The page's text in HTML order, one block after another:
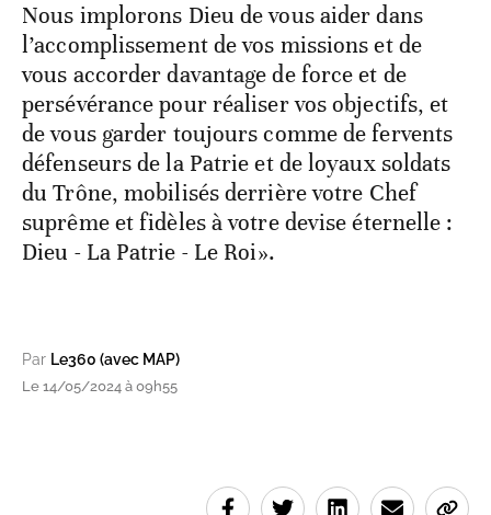
Nous implorons Dieu de vous aider dans
l’accomplissement de vos missions et de
vous accorder davantage de force et de
persévérance pour réaliser vos objectifs, et
de vous garder toujours comme de fervents
défenseurs de la Patrie et de loyaux soldats
du Trône, mobilisés derrière votre Chef
suprême et fidèles à votre devise éternelle :
Dieu - La Patrie - Le Roi».
Par Le360 (avec MAP)
Le 14/05/2024 à 09h55